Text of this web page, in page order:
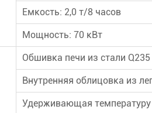
Емкость: 2,0 т/8 часов
Мощность: 70 кВт
Обшивка печи из стали
Внутренняя облицовка из
Удерживающая